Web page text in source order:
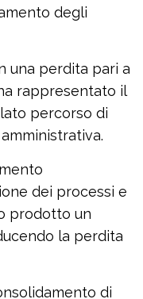
degli
una perdita pari a
rappresentato il
percorso di
dei processi e
prodotto un
la perdita
di